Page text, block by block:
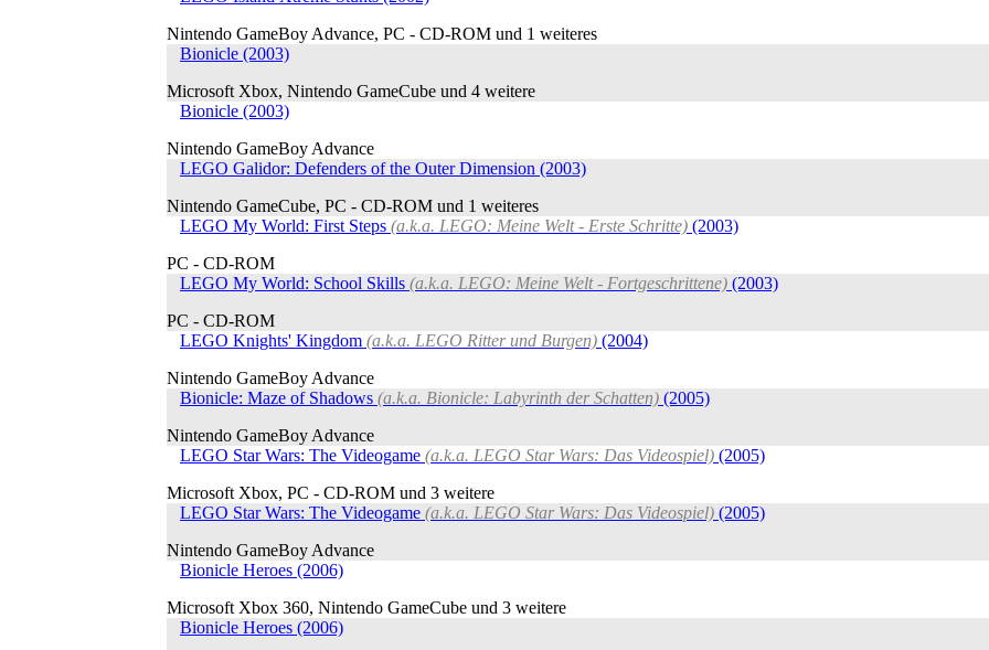
Nintendo GameBoy Advance, PC - CD-ROM und 1 weiteres
Bionicle (2003)
Microsoft Xbox, Nintendo GameCube und 4 weitere
Bionicle (2003)
Nintendo GameBoy Advance
LEGO Galidor: Defenders of the Outer Dimension (2003)
Nintendo GameCube, PC - CD-ROM und 1 weiteres
LEGO My World: First Steps (a.k.a. LEGO: Meine Welt - Erste Schritte) (2003)
PC - CD-ROM
LEGO My World: School Skills (a.k.a. LEGO: Meine Welt - Fortgeschrittene) (2003)
PC - CD-ROM
LEGO Knights' Kingdom (a.k.a. LEGO Ritter und Burgen) (2004)
Nintendo GameBoy Advance
Bionicle: Maze of Shadows (a.k.a. Bionicle: Labyrinth der Schatten) (2005)
Nintendo GameBoy Advance
LEGO Star Wars: The Videogame (a.k.a. LEGO Star Wars: Das Videospiel) (2005)
Microsoft Xbox, PC - CD-ROM und 3 weitere
LEGO Star Wars: The Videogame (a.k.a. LEGO Star Wars: Das Videospiel) (2005)
Nintendo GameBoy Advance
Bionicle Heroes (2006)
Microsoft Xbox 360, Nintendo GameCube und 3 weitere
Bionicle Heroes (2006)